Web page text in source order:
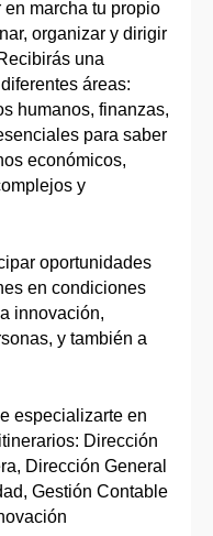
marcha tu propio
organizar y dirigir
una
áreas:
humanos, finanzas,
para saber
económicos,
y
oportunidades
en condiciones
innovación,
y también a
especializarte en
Dirección
Dirección General
Gestión Contable